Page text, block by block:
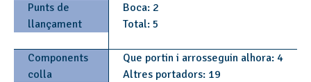
Punts de
llançament
Boca: 2
Total: 5
Components
colla
Que portin i arrosseguin alhora: 4
Altres portadors: 19